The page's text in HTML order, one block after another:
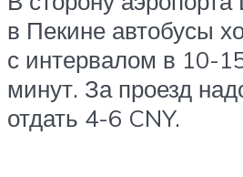
в Пекине автобусы
с интервалом в 10-
минут. За проезд
отдать 4-6 CNY.